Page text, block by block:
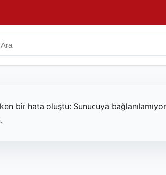
bir hata oluştu: Sunucuya